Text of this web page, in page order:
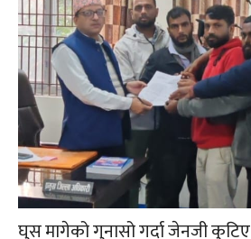
घुस मागेको गुनासो गर्दा जेनजी कुटिए